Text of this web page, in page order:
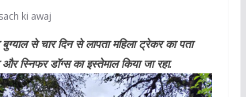
sach ki awaj
बुग्याल से चार दिन से लापता महिला ट्रेकर का पता
स्निफर डॉग्स का इस्तेमाल किया जा रहा.